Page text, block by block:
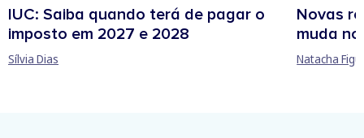
IUC: Saiba quando terá de pagar o
imposto em 2027 e 2028
Sílvia Dias
Novas
muda
Natacha